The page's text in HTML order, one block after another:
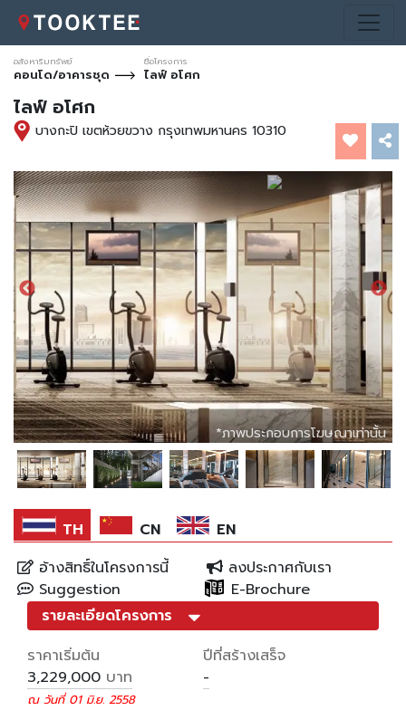
อสังหาริมทรัพย์
คอนโด/อาคารชุด
ชื่อโครงการ
ไลฟ์ อโศก
ไลฟ์ อโศก
บางกะปิ เขตห้วยขวาง กรุงเทพมหานคร 10310
*ภาพประกอบการโฆษณาเท่านั้น
*ภาพประกอบการโฆษณาเท่านั้น
*ภาพประกอบการโฆษณาเท่านั้น
*ภาพประกอบการโฆษณาเท่านั้น
*ภาพ
ประกอบการ
เท่านั้น
*ภาพ
ประกอบการ
เท่านั้น
*ภาพ
ประกอบการ
เท่านั้น
*ภาพ
ประกอบการ
เท่านั้น
*ภาพ
ประกอบการ
เท่านั้น
*ภาพ
ประกอบการ
เท่านั้น
*ภาพ
ประกอบการ
เท่านั้น
*ภาพ
ประกอบการ
เท่านั้น
*ภาพ
ประกอบการ
เท่านั้น
*ภาพ
ประกอบการ
เท่านั้น
*ภาพ
ประกอบการ
เท่านั้น
*ภาพ
ประกอบการ
เท่านั้น
*ภาพ
ประกอบการ
เท่านั้น
*ภาพ
ประกอบการ
เท่านั้น
*ภาพ
ประกอบการ
เท่านั้น
*ภาพ
ประกอบการ
เท่านั้น
*ภาพ
ประกอบการ
เท่านั้น
*ภาพ
ประกอบการ
เท่านั้น
*ภาพ
ประกอบการ
เท่านั้น
*ภาพ
ประกอบการ
เท่านั้น
*ภาพ
ประกอบการ
เท่านั้น
*ภาพ
ประกอบการ
เท่านั้น
TH CN
EN
อ้างสิทธิ์ในโครงการนี้
ลงประกาศกับเรา
Suggestion
E-Brochure
รายละเอียดโครงการ
ราคาเริ่มต้น
3,229,000 บาท
ณ วันที่ 01 มิ.ย. 2558
ปีที่สร้างเสร็จ
-